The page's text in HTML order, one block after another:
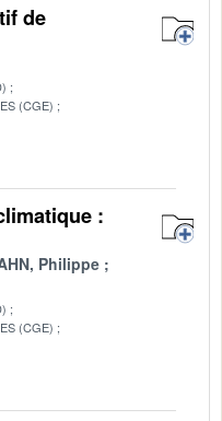
de
(CGE)
:
Philippe
(CGE)